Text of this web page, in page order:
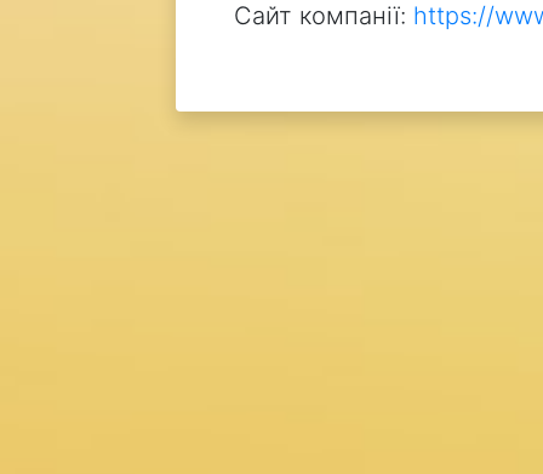
Сайт компанії: https://